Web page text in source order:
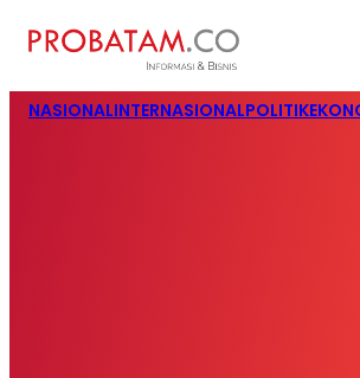
NASIONALINTERNASIONALPOLITIK